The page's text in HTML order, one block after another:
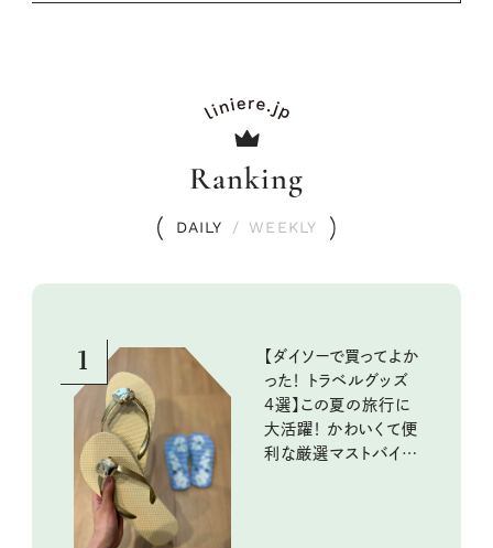
Ranking
DAILY / WEEKLY
1
【ダイソーで買ってよか
った！ トラベルグッズ
4選】この夏の旅行に
大活躍！ かわいくて便
利な厳選マストバイア